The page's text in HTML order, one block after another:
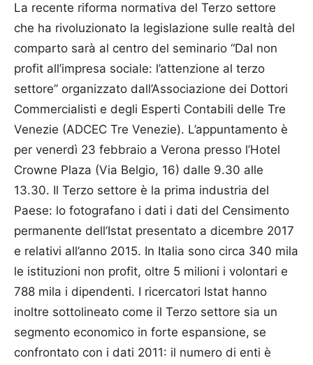
La recente riforma normativa del Terzo settore
che ha rivoluzionato la legislazione sulle realtà del
comparto sarà al centro del seminario “Dal non
profit all’impresa sociale: l’attenzione al terzo
settore” organizzato dall’Associazione dei Dottori
Commercialisti e degli Esperti Contabili delle Tre
Venezie (ADCEC Tre Venezie). L’appuntamento è
per venerdì 23 febbraio a Verona presso l’Hotel
Crowne Plaza (Via Belgio, 16) dalle 9.30 alle
13.30. Il Terzo settore è la prima industria del
Paese: lo fotografano i dati i dati del Censimento
permanente dell’Istat presentato a dicembre 2017
e relativi all’anno 2015. In Italia sono circa 340 mila
le istituzioni non profit, oltre 5 milioni i volontari e
788 mila i dipendenti. I ricercatori Istat hanno
inoltre sottolineato come il Terzo settore sia un
segmento economico in forte espansione, se
confrontato con i dati 2011: il numero di enti è